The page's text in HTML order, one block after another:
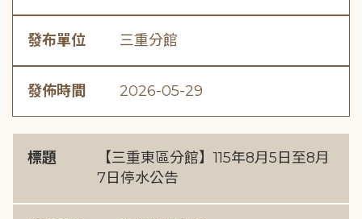
發布單位 三重分館
發佈時間 2026-05-29
標題
【三重東區分館】115年8月5日至8月
7日停水公告